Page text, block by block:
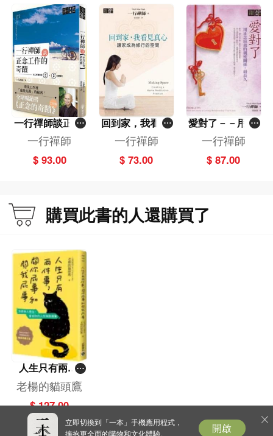
收錄多幅一行禪師親筆原稿，直觀感受書寫時的正念能量。
【全球中文版特別收錄】
最後的信札：禪師於2020年親自確認，寫給每一位學生的生命叮嚀。
弟子的追思：收錄日常生活中與老師相處的珍貴回憶，見證大師最真實的人性光
輝。
產品目錄
前言
自序
森林邊梅樹繁花似錦（老師在尋找他的學生）
第一章 點亮服務之心
師徒一起修習
意和同悅
輕柔安詳
讓溪流流動
田地尋找農民
最大的祝福
一九九七年美國之旅修行指導
二○○九年夏季開營修行指導
動員我們的愛
帶來解脫與自在
深觀的機會
你已到了嗎？
老師想念僧團
在僧團中看到老師
一行禪師談正念
工作的奇蹟──
在工作裡找到成
功＋快樂的模式
一行禪師
$ 93.00
回到家，我看見
真心－－讓家成
為修行的空間
一行禪師
$ 73.00
愛對了－－用正
念滋養的親密關
係，最長久
一行禪師
$ 87.00
購買此書的人還購買了
人生只有兩件
事，關你屁事和
關我屁事（暢銷
典藏改版）
老楊的貓頭鷹
$ 127.00
立即切換到「一本」手機應用程式，
擁抱更全面的購物和文化體驗。
開啟